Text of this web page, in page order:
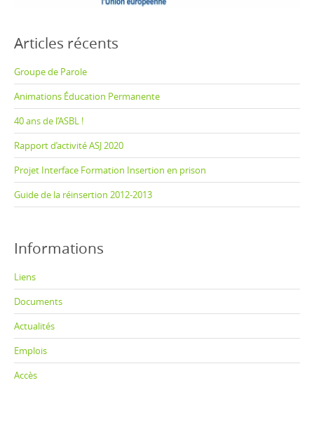
Articles récents
Groupe de Parole
Animations Éducation Permanente
40 ans de l’ASBL !
Rapport d’activité ASJ 2020
Projet Interface Formation Insertion en prison
Guide de la réinsertion 2012-2013
Informations
Liens
Documents
Actualités
Emplois
Accès